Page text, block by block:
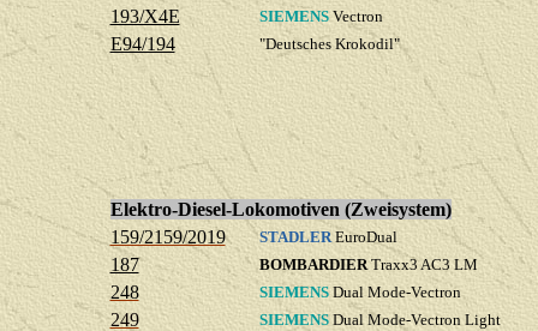
193/X4E SIEMENSVectron
E94/194 "Deutsches Krokodil"
Elektro-Diesel-Lokomotiven (Zweisystem)
159/2159/2019
STADLEREuroDual
187 BOMBARDIERTraxx3 AC3 LM
248 SIEMENSDual Mode-Vectron
249 SIEMENSDual Mode-Vectron Light